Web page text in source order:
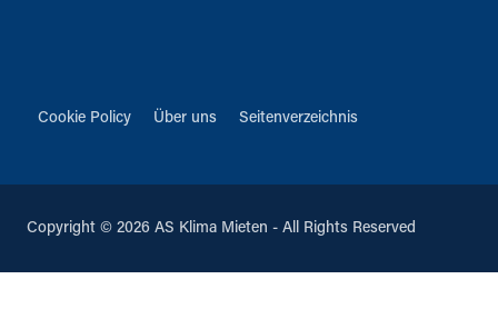
Cookie Policy Über uns Seitenverzeichnis
Copyright © 2026 AS Klima Mieten - All Rights Reserved